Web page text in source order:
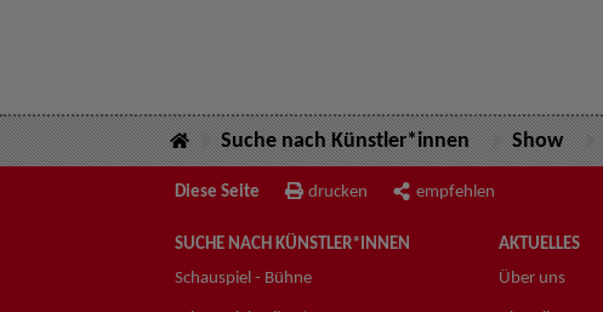
Suche nach Künstler*innen Show
Diese Seite drucken empfehlen
SUCHE NACH KÜNSTLER*INNEN
Schauspiel - Bühne
AKTUELLES
Über uns